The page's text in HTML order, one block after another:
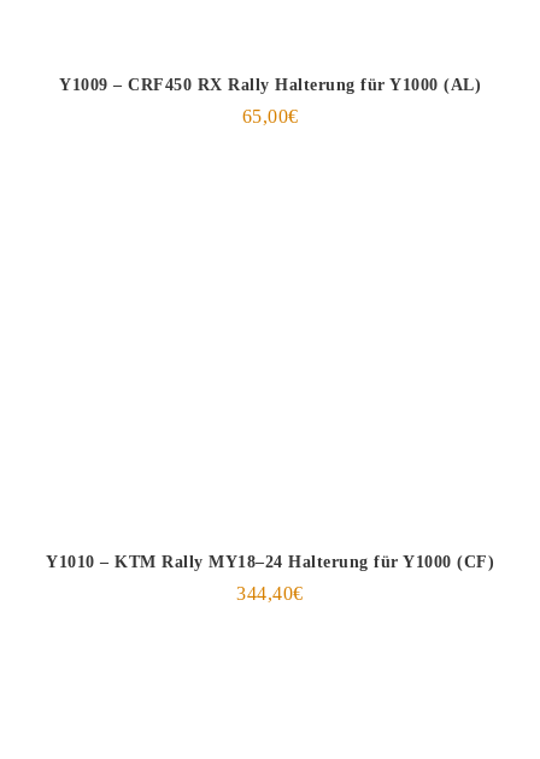
Y1009 – CRF450 RX Rally Halterung für Y1000 (AL)
65,00€
Y1010 – KTM Rally MY18–24 Halterung für Y1000 (CF)
344,40€